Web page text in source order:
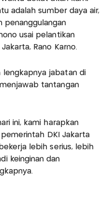
adalah sumber daya air,
penanggulangan
usai pelantikan
Rano Karno.
lengkapnya jabatan di
tantangan
ini, kami harapkan
DKI Jakarta
lebih serius, lebih
keinginan dan